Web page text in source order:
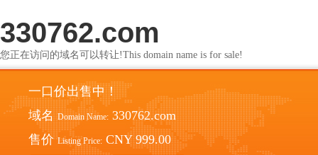
330762.com
您正在访问的域名可以转让!This domain name is for sale!
一口价出售中！
域名 Domain Name: 330762.com
售价 Listing Price: CNY 999.00